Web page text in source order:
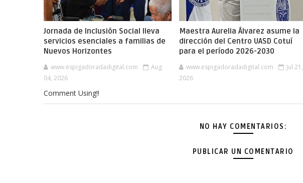
Jornada de Inclusión Social lleva
servicios esenciales a familias de
Nuevos Horizontes
www.espigadoradadigital.com
Aug
04, 2026
Maestra Aurelia Álvarez asume la
dirección del Centro UASD Cotuí
para el período 2026-2030
www.espigadoradadigital.com
Jul 21,
2026
Comment Using!!
NO HAY COMENTARIOS:
PUBLICAR UN COMENTARIO